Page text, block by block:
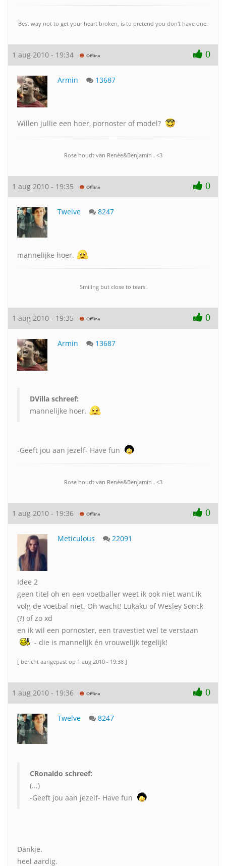
Best way not to get your heart broken, is to pretend you don't have one.
1 aug 2010 - 19:34 0
Armin 13687
Willen jullie een hoer, pornoster of model?
Rose houdt van Renée&Benjamin . <3
1 aug 2010 - 19:35 0
Twelve 8247
mannelijke hoer.
Smiling but close to tears.
1 aug 2010 - 19:35 0
Armin 13687
DVilla schreef:
mannelijke hoer.
-Geeft jou aan jezelf- Have fun
Rose houdt van Renée&Benjamin . <3
1 aug 2010 - 19:36 0
Meticulous 22091
Idee 2
geen titel oh en een voetballer weet ik ook niet want ik
volg de voetbal niet. Oh wacht! Lukaku of Wesley Sonck
(?) of zo xd
en ik wil een pornoster, een travestiet wel te verstaan
- die is mannelijk én vrouwelijk tegelijk!
[ bericht aangepast op 1 aug 2010 - 19:38 ]
1 aug 2010 - 19:36 0
Twelve 8247
CRonaldo schreef:
(...)
-Geeft jou aan jezelf- Have fun
Dankje.
heel aardig.